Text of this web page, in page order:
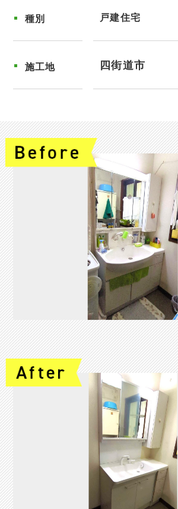
種別 戸建住宅
施工地 四街道市